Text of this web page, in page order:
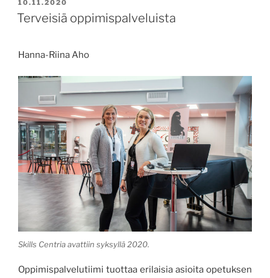
JULKAISTU
10.11.2020
Terveisiä oppimispalveluista
Hanna-Riina Aho
Skills Centria avattiin syksyllä 2020.
Oppimispalvelutiimi tuottaa erilaisia asioita opetuksen